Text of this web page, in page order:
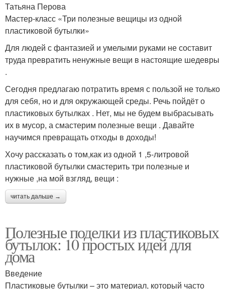
Татьяна Перова
Мастер-класс «Три полезные вещицы из одной
пластиковой бутылки»
Для людей с фантазией и умелыми руками не составит
труда превратить ненужные вещи в настоящие шедевры
.
Сегодня предлагаю потратить время с пользой не только
для себя, но и для окружающей среды. Речь пойдёт о
пластиковых бутылках . Нет, мы не будем выбрасывать
их в мусор, а смастерим полезные вещи . Давайте
научимся превращать отходы в доходы!
Хочу рассказать о том,как из одной 1 ,5-литровой
пластиковой бутылки смастерить три полезные и
нужные ,на мой взгляд, вещи :
читать дальше →
Полезные поделки из пластиковых
бутылок: 10 простых идей для
дома
Введение
Пластиковые бутылки – это материал, который часто